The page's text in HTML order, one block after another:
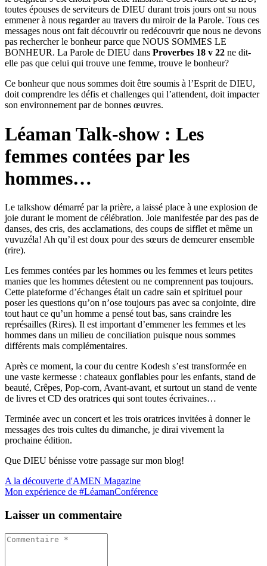
toutes épouses de serviteurs de DIEU durant trois jours ont su nous
emmener à nous regarder au travers du miroir de la Parole. Tous ces
messages nous ont fait découvrir ou redécouvrir que nous ne devons
pas rechercher le bonheur parce que NOUS SOMMES LE
BONHEUR. La Parole de DIEU dans Proverbes 18 v 22 ne dit-
elle pas que celui qui trouve une femme, trouve le bonheur?
Ce bonheur que nous sommes doit être soumis à l’Esprit de DIEU,
doit comprendre les défis et challenges qui l’attendent, doit impacter
son environnement par de bonnes œuvres.
Léaman Talk-show : Les
femmes contées par les
hommes…
Le talkshow démarré par la prière, a laissé place à une explosion de
joie durant le moment de célébration. Joie manifestée par des pas de
danses, des cris, des acclamations, des coups de sifflet et même un
vuvuzéla! Ah qu’il est doux pour des sœurs de demeurer ensemble
(rire).
Les femmes contées par les hommes ou les femmes et leurs petites
manies que les hommes détestent ou ne comprennent pas toujours.
Cette plateforme d’échanges était un cadre sain et spirituel pour
poser les questions qu’on n’ose toujours pas avec sa conjointe, dire
tout haut ce qu’un homme a pensé tout bas, sans craindre les
représailles (Rires). Il est important d’emmener les femmes et les
hommes dans un milieu de conciliation puisque nous sommes
différents mais complémentaires.
Après ce moment, la cour du centre Kodesh s’est transformée en
une vaste kermesse : chateaux gonflables pour les enfants, stand de
beauté, Crêpes, Pop-corn, Avant-avant, et surtout un stand de vente
de livres et CD des oratrices qui sont toutes écrivaines…
Terminée avec un concert et les trois oratrices invitées à donner le
messages des trois cultes du dimanche, je dirai vivement la
prochaine édition.
Que DIEU bénisse votre passage sur mon blog!
A la découverte d'AMEN Magazine
Mon expérience de #LéamanConférence
Laisser un commentaire